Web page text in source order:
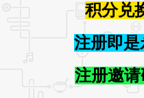
积分兑
注册即
注册邀